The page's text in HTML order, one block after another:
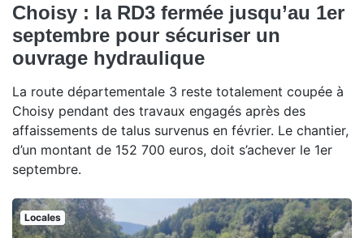
Choisy : la RD3 fermée jusqu’au 1er
septembre pour sécuriser un
ouvrage hydraulique
La route départementale 3 reste totalement coupée à
Choisy pendant des travaux engagés après des
affaissements de talus survenus en février. Le chantier,
d’un montant de 152 700 euros, doit s’achever le 1er
septembre.
Locales